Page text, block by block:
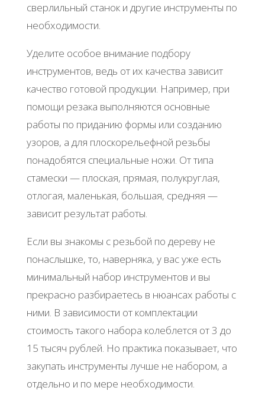
сверлильный станок и другие инструменты по
необходимости.
Уделите особое внимание подбору
инструментов, ведь от их качества зависит
качество готовой продукции. Например, при
помощи резака выполняются основные
работы по приданию формы или созданию
узоров, а для плоскорельефной резьбы
понадобятся специальные ножи. От типа
стамески — плоская, прямая, полукруглая,
отлогая, маленькая, большая, средняя —
зависит результат работы.
Если вы знакомы с резьбой по дереву не
понаслышке, то, наверняка, у вас уже есть
минимальный набор инструментов и вы
прекрасно разбираетесь в нюансах работы с
ними. В зависимости от комплектации
стоимость такого набора колеблется от 3 до
15 тысяч рублей. Но практика показывает, что
закупать инструменты лучше не набором, а
отдельно и по мере необходимости.